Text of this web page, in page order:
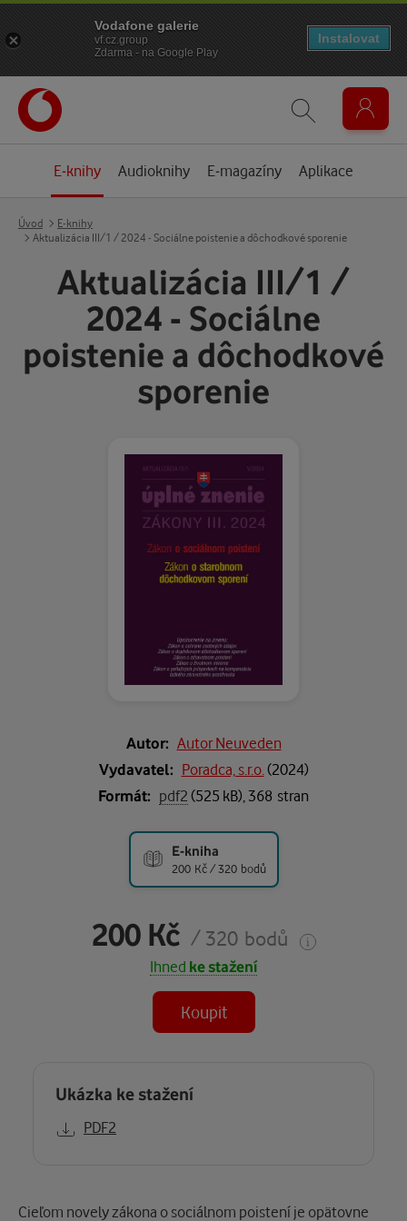
E-knihy Audioknihy E-magazíny Aplikace
Úvod
E-knihy
Aktualizácia III/1 / 2024 - Sociálne poistenie a dôchodkové sporenie
Aktualizácia III/1 /
2024 - Sociálne
poistenie a dôchodkové
sporenie
Autor: Autor Neuveden
Vydavatel: Poradca, s.r.o.(2024)
Formát: pdf2(525 kB), 368 stran
E-kniha
200 Kč / 320 bodů
200 Kč / 320 bodů
Ihned ke stažení
Koupit
Ukázka ke stažení
PDF2
Cieľom novely zákona o sociálnom poistení je opätovne
Vodafone galerie
vf.cz.group
Zdarma - na Google Play
Instalovat